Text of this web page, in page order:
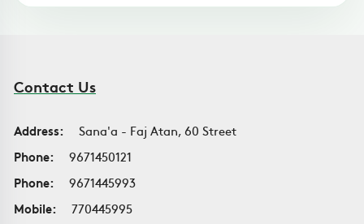
Contact Us
Address:
Sana'a - Faj Atan, 60 Street
Phone:
9671450121
Phone:
9671445993
Mobile:
770445995